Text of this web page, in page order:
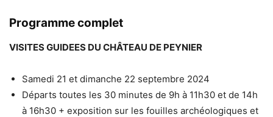
Programme complet
VISITES GUIDEES DU CHÂTEAU DE PEYNIER
Samedi 21 et dimanche 22 septembre 2024
Départs toutes les 30 minutes de 9h à 11h30 et de 14h
à 16h30 + exposition sur les fouilles archéologiques et